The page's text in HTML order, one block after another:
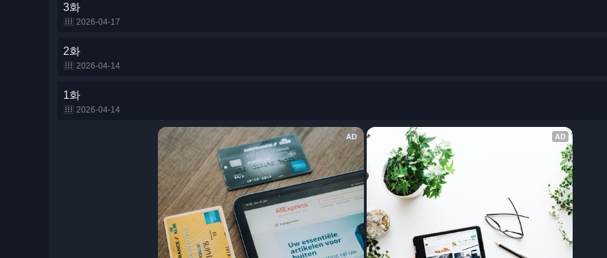
3화
2026-04-17
2화
2026-04-14
1화
2026-04-14